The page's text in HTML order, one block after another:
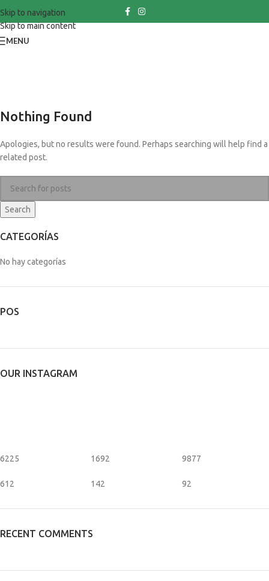
Skip to navigation
Skip to main content
MENU
Nothing Found
Apologies, but no results were found. Perhaps searching will help find a
related post.
Search
CATEGORÍAS
No hay categorías
POS
OUR INSTAGRAM
6225
612
1692
142
9877
92
RECENT COMMENTS